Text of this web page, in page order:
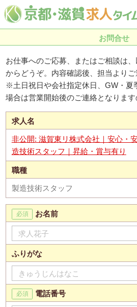
お問合せ
お仕事へのご応募、またはご相談は
からどうぞ。内容確認後、担当よりご
※土日祝日や会社指定休日、GW・夏
場合は営業開始後のご連絡となります
求人名
非公開: 滋賀東リ株式会社｜安心・
造技術スタッフ｜昇給・賞与有り
職種
製造技術スタッフ
お名前
ふりがな
電話番号